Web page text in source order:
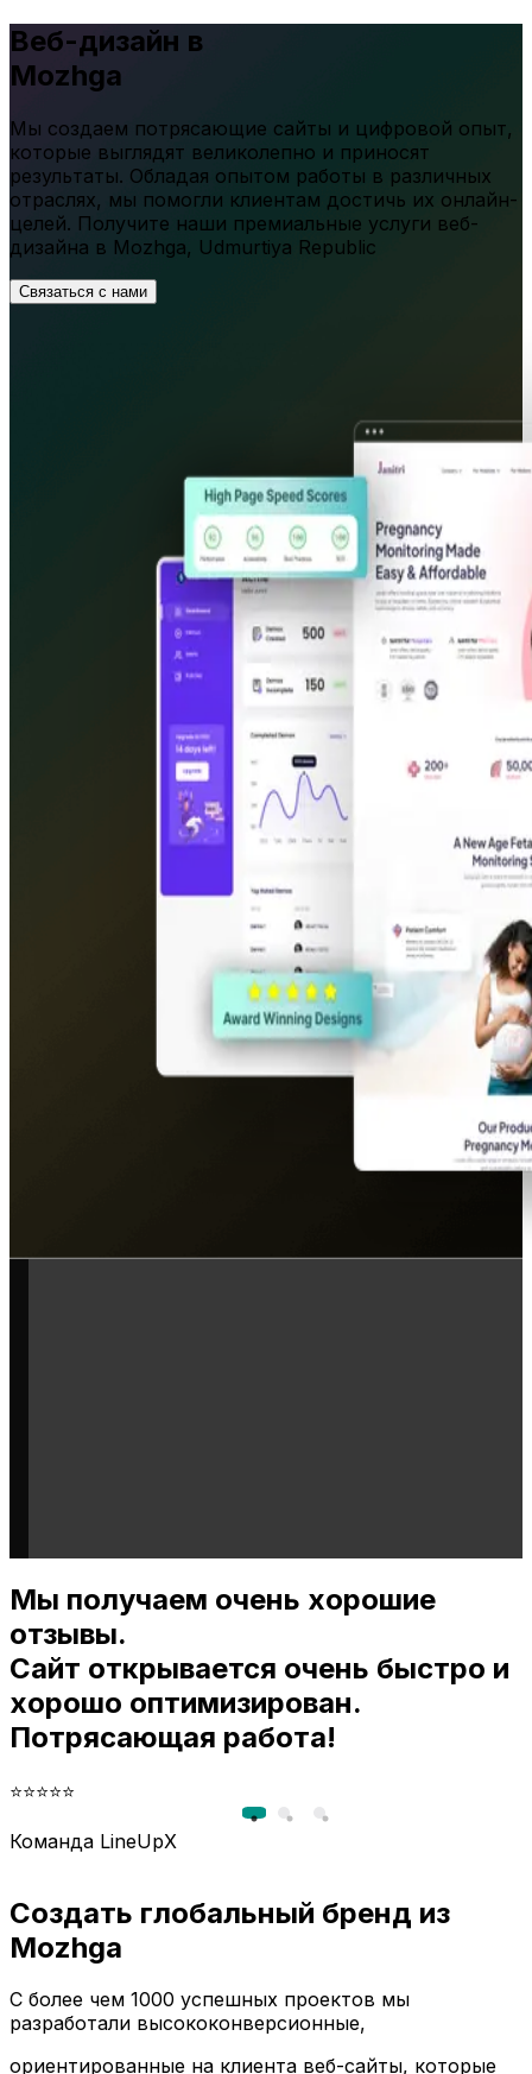
Веб-дизайн в
Mozhga
Мы создаем потрясающие сайты и цифровой опыт,
которые выглядят великолепно и приносят
результаты. Обладая опытом работы в различных
отраслях, мы помогли клиентам достичь их онлайн-
целей. Получите наши премиальные услуги веб-
дизайна в Mozhga, Udmurtiya Republic
Связаться с нами
Мы получаем очень хорошие
отзывы.
Сайт открывается очень быстро и
хорошо оптимизирован.
Потрясающая работа!
⭐⭐⭐⭐⭐
Команда LineUpX
Создать глобальный бренд из
Mozhga
С более чем 1000 успешных проектов мы
разработали высококонверсионные,
ориентированные на клиента веб-сайты, которые